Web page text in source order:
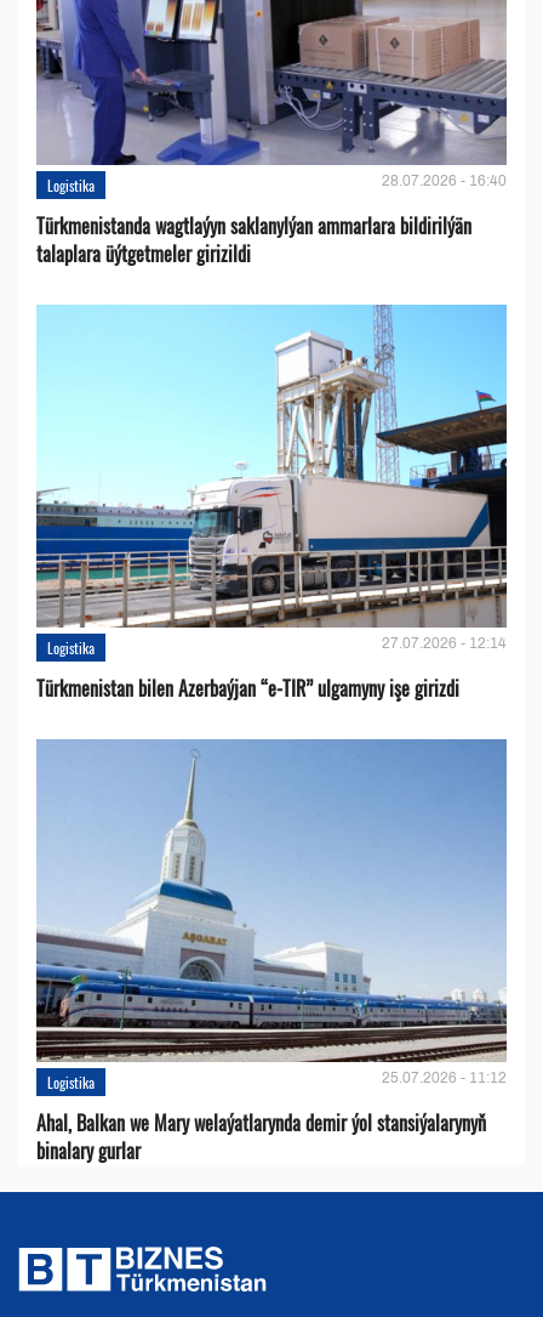
Logistika 28.07.2026 - 16:40
Türkmenistanda wagtlaýyn saklanylýan ammarlara bildirilýän
talaplara üýtgetmeler girizildi
Logistika 27.07.2026 - 12:14
Türkmenistan bilen Azerbaýjan “e-TIR” ulgamyny işe girizdi
Logistika 25.07.2026 - 11:12
Ahal, Balkan we Mary welaýatlarynda demir ýol stansiýalarynyň
binalary gurlar